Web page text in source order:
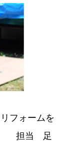
フォームを
担当 足